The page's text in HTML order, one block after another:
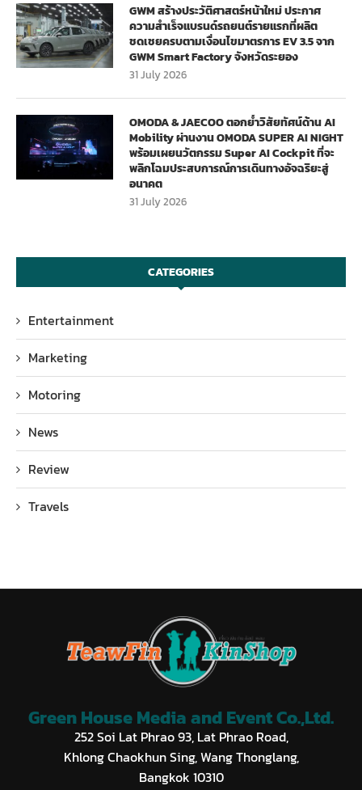
GWM สร้างประวัติศาสตร์หน้าใหม่ ประกาศ
ความสำเร็จแบรนด์รถยนต์รายแรกที่ผลิต
ชดเชยครบตามเงื่อนไขมาตรการ EV 3.5 จาก
GWM Smart Factory จังหวัดระยอง
31 July 2026
OMODA & JAECOO ตอกย้ำวิสัยทัศน์ด้าน AI
Mobility ผ่านงาน OMODA SUPER AI NIGHT
พร้อมเผยนวัตกรรม Super AI Cockpit ที่จะ
พลิกโฉมประสบการณ์การเดินทางอัจฉริยะสู่
อนาคต
31 July 2026
CATEGORIES
Entertainment
Marketing
Motoring
News
Review
Travels
Green House Media and Event Co.,Ltd.
252 Soi Lat Phrao 93, Lat Phrao Road,
Khlong Chaokhun Sing, Wang Thonglang,
Bangkok 10310